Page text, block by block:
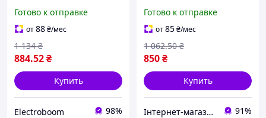
Готово к отправке
от88₴/мес
884.52₴
1 134 ₴
Купить
Electroboom 98%
нейлон для зимы China
Чайна
Готово к отправке
от85₴/мес
850₴
1 062.50 ₴
Купить
Інтернет-магазин Mike Shop of Home 91%